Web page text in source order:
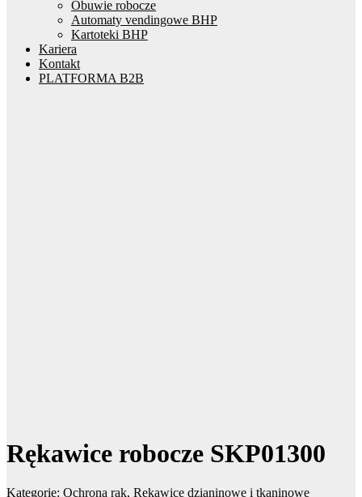
Obuwie robocze
Automaty vendingowe BHP
Kartoteki BHP
Kariera
Kontakt
PLATFORMA B2B
Rękawice robocze SKP01300
Kategorie: Ochrona rąk, Rękawice dzianinowe i tkaninowe